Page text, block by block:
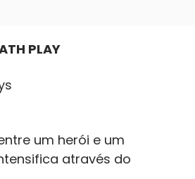
PLAY
um herói e um
através do